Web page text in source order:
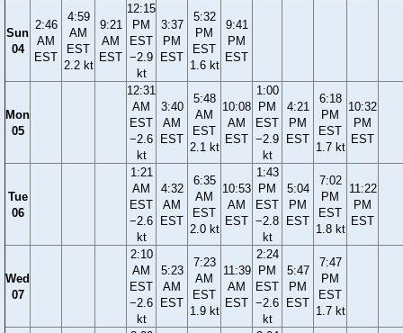
Sun
04
2:46
AM
EST
4:59
AM
EST
2.2 kt
9:21
AM
EST
12:15
PM
EST
−2.9
kt
3:37
PM
EST
5:32
PM
EST
1.6 kt
9:41
PM
EST
Mon
05
12:31
AM
EST
−2.6
kt
3:40
AM
EST
5:48
AM
EST
2.1 kt
10:08
AM
EST
1:00
PM
EST
−2.9
kt
4:21
PM
EST
6:18
PM
EST
1.7 kt
10:32
PM
EST
Tue
06
1:21
AM
EST
−2.6
kt
4:32
AM
EST
6:35
AM
EST
2.0 kt
10:53
AM
EST
1:43
PM
EST
−2.8
kt
5:04
PM
EST
7:02
PM
EST
1.8 kt
11:22
PM
EST
Wed
07
2:10
AM
EST
−2.6
kt
5:23
AM
EST
7:23
AM
EST
1.9 kt
11:39
AM
EST
2:24
PM
EST
−2.6
kt
5:47
PM
EST
7:47
PM
EST
1.7 kt